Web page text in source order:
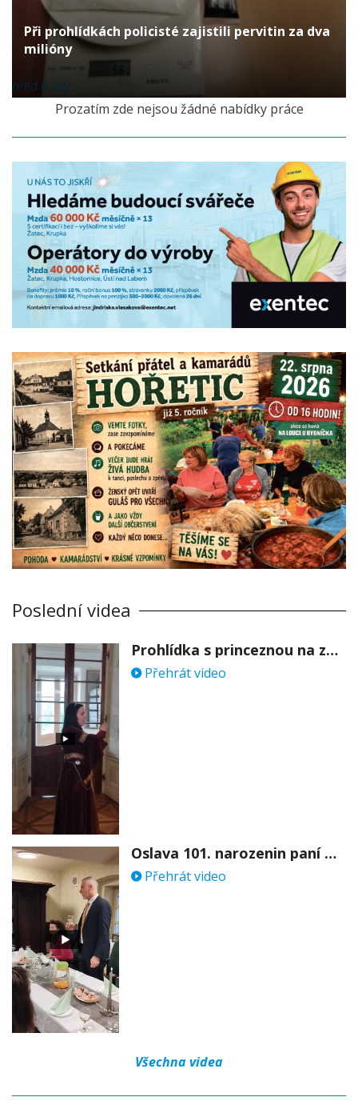
Při prohlídkách policisté zajistili pervitin za dva
milióny
před 6 lety
Prozatím zde nejsou žádné nabídky práce
Poslední videa
Prohlídka s princeznou na zámku Stekník
Přehrát video
Oslava 101. narozenin paní Věry Skořepové
Přehrát video
Všechna videa